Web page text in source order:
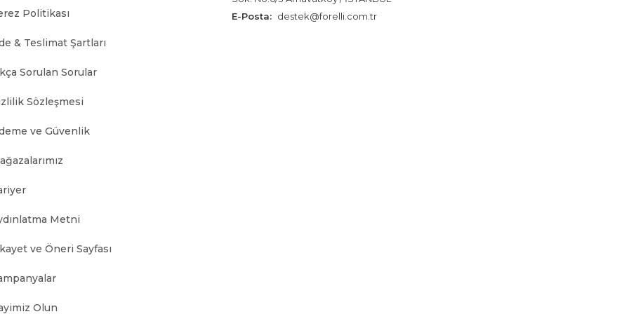
Politikası
& Teslimat Şartları
Sorulan Sorular
Sözleşmesi
ve Güvenlik
Metni
ve Öneri Sayfası
Olun
E-Posta: destek@forelli.com.tr